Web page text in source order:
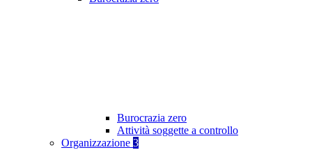
Burocrazia zero
Attività soggette a controllo
Organizzazione 3